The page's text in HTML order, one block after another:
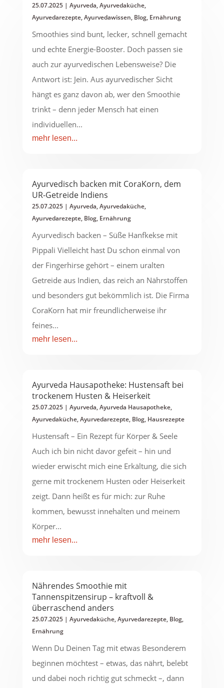
25.07.2025| Ayurveda,Ayurvedaküche,
Ayurvedarezepte,Ayurvedawissen, Blog, Ernährung
Smoothies sind bunt, lecker, schnell gemacht
und echte Energie-Booster. Doch passen sie
auch zur ayurvedischen Lebensweise? Die
Antwort ist: Jein. Aus ayurvedischer Sicht
hängt es ganz davon ab, wer den Smoothie
trinkt – denn jeder Mensch hat einen
individuellen...
mehr lesen...
Ayurvedisch backen mit CoraKorn, dem
UR-Getreide Indiens
25.07.2025| Ayurveda,Ayurvedaküche,
Ayurvedarezepte, Blog, Ernährung
Ayurvedisch backen – Süße Hanfkekse mit
Pippali Vielleicht hast Du schon einmal von
der Fingerhirse gehört – einem uralten
Getreide aus Indien, das reich an Nährstoffen
und besonders gut bekömmlich ist. Die Firma
CoraKorn hat mir freundlicherweise ihr
feines...
mehr lesen...
Ayurveda Hausapotheke: Hustensaft bei
trockenem Husten & Heiserkeit
25.07.2025| Ayurveda,Ayurveda Hausapotheke,
Ayurvedaküche,Ayurvedarezepte, Blog, Hausrezepte
Hustensaft – Ein Rezept für Körper & Seele
Auch ich bin nicht davor gefeit – hin und
wieder erwischt mich eine Erkältung, die sich
gerne mit trockenem Husten oder Heiserkeit
zeigt. Dann heißt es für mich: zur Ruhe
kommen, bewusst innehalten und meinem
Körper...
mehr lesen...
Nährendes Smoothie mit
Tannenspitzensirup – kraftvoll &
überraschend anders
25.07.2025| Ayurvedaküche,Ayurvedarezepte, Blog,
Ernährung
Wenn Du Deinen Tag mit etwas Besonderem
beginnen möchtest – etwas, das nährt, belebt
und dabei noch richtig gut schmeckt –, dann